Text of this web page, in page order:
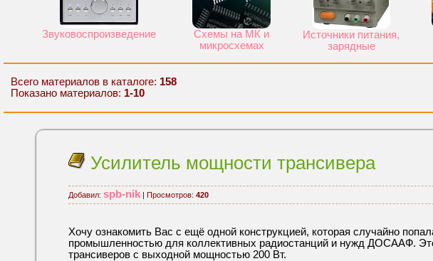
Звуковоспроизведение
Схемы на МК и
микросхемах
Источники питания,
зарядные
Всего материалов в каталоге: 158
Показано материалов: 1-10
Усилитель мощности трансивера
Добавил: spb-nik |Просмотров:420
Хочу ознакомить Вас с ещё одной конструкцией, которая случайно
промышленностью для коллективных радиостанций и нужд ДОСААФ.
трансиверов с выходной мощностью 200 Вт.